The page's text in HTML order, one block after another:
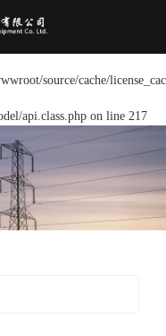
source/cache/
api.class.php on line 217